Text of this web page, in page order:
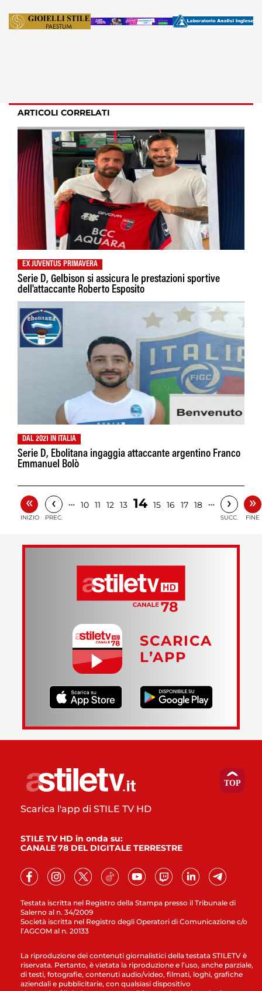
ARTICOLI CORRELATI
EX JUVENTUS PRIMAVERA
Serie D, Gelbison si assicura le prestazioni sportive
dell'attaccante Roberto Esposito
DAL 2021 IN ITALIA
Serie D, Ebolitana ingaggia attaccante argentino Franco
Emmanuel Bolò
«
INIZIO
‹
PREC.
… 10 11 12 13 14 15 16 17 18 … ›
SUCC.
»
FINE
SCARICA
L’APP
Testata iscritta nel Registro della Stampa presso il Tribunale di
Salerno al n. 34/2009
Società iscritta nel Registro degli Operatori di Comunicazione c/o
l’AGCOM al n. 20133
Scarica l'app di STILE TV HD
STILE TV HD in onda su:
CANALE 78 DEL DIGITALE TERRESTRE
La riproduzione dei contenuti giornalistici della testata STILETV è
riservata. Pertanto, è vietata la riproduzione e l’uso, anche parziale,
di testi, fotografie, contenuti audio/video, filmati, loghi, grafiche
aziendali e pubblicitarie, con qualsiasi dispositivo